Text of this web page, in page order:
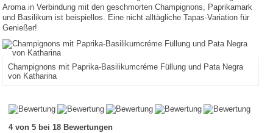
Aroma in Verbindung mit den geschmorten Champignons, Paprikamark
und Basilikum ist beispiellos. Eine nicht alltägliche Tapas-Variation für
Genießer!
Champignons mit Paprika-Basilikumcréme Füllung und Pata Negra
von Katharina
4 von 5 bei 18 Bewertungen